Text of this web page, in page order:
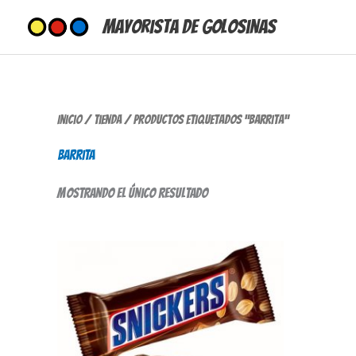
contenido
Mayorista de Golosinas
Inicio/ Tienda / Productos etiquetados “barrita”
barrita
Mostrando el único resultado